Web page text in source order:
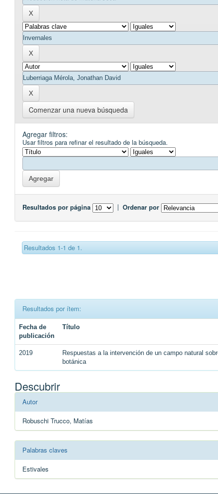
Comenzar una nueva búsqueda
Agregar filtros:
Usar filtros para refinar el resultado de la búsqueda.
Resultados por página | Ordenar por
Resultados 1-1 de 1.
Resultados por ítem:
Fecha de
publicación
Título
2019
Respuestas a la intervención de un campo natural
botánica
Descubrir
Autor
Robuschi Trucco, Matías
Palabras claves
Estivales